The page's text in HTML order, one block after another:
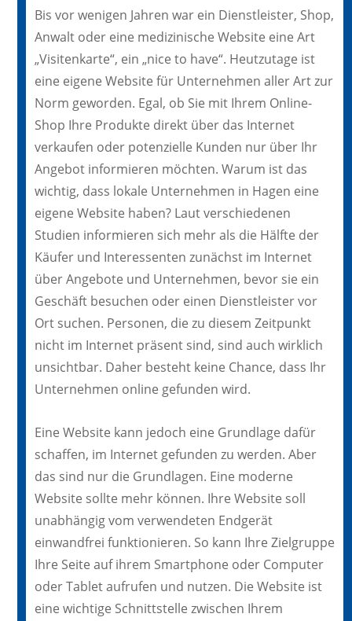
Bis vor wenigen Jahren war ein Dienstleister, Shop,
Anwalt oder eine medizinische Website eine Art
„Visitenkarte“, ein „nice to have“. Heutzutage ist
eine eigene Website für Unternehmen aller Art zur
Norm geworden. Egal, ob Sie mit Ihrem Online-
Shop Ihre Produkte direkt über das Internet
verkaufen oder potenzielle Kunden nur über Ihr
Angebot informieren möchten. Warum ist das
wichtig, dass lokale Unternehmen in Hagen eine
eigene Website haben? Laut verschiedenen
Studien informieren sich mehr als die Hälfte der
Käufer und Interessenten zunächst im Internet
über Angebote und Unternehmen, bevor sie ein
Geschäft besuchen oder einen Dienstleister vor
Ort suchen. Personen, die zu diesem Zeitpunkt
nicht im Internet präsent sind, sind auch wirklich
unsichtbar. Daher besteht keine Chance, dass Ihr
Unternehmen online gefunden wird.
Eine Website kann jedoch eine Grundlage dafür
schaffen, im Internet gefunden zu werden. Aber
das sind nur die Grundlagen. Eine moderne
Website sollte mehr können. Ihre Website soll
unabhängig vom verwendeten Endgerät
einwandfrei funktionieren. So kann Ihre Zielgruppe
Ihre Seite auf ihrem Smartphone oder Computer
oder Tablet aufrufen und nutzen. Die Website ist
eine wichtige Schnittstelle zwischen Ihrem